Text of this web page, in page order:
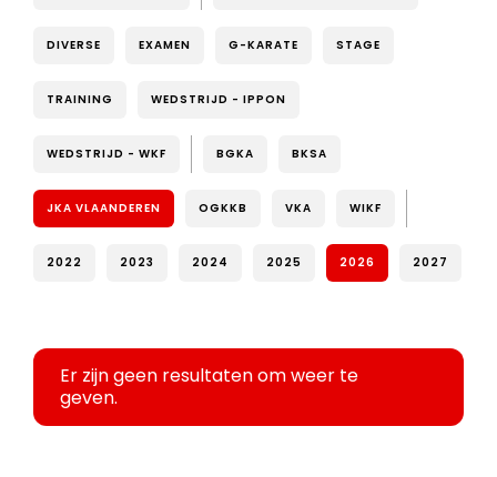
DIVERSE EXAMEN G-KARATE STAGE
TRAINING WEDSTRIJD - IPPON
WEDSTRIJD - WKF BGKA BKSA
JKA VLAANDEREN OGKKB VKA WIKF
2022 2023 2024 2025 2026 2027
Er zijn geen resultaten om weer te
geven.